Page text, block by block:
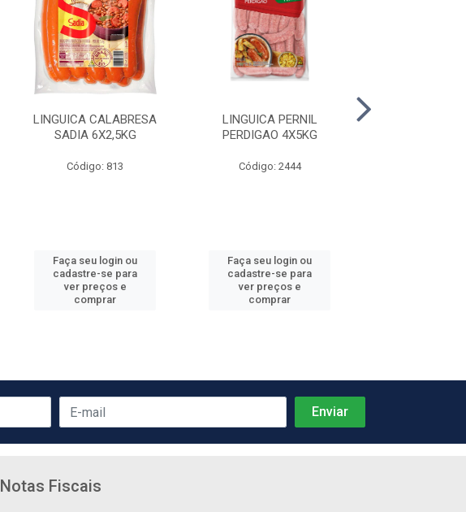
LINGUICA CALABRESA
SADIA 6X2,5KG
Código: 813
Faça seu login ou
cadastre-se para
ver preços e
comprar
LINGUICA PERNIL
PERDIGAO 4X5KG
Código: 2444
Faça seu login ou
cadastre-se para
ver preços e
comprar
Notas Fiscais